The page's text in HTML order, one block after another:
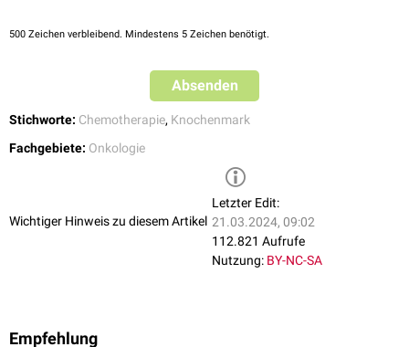
500 Zeichen verbleibend. Mindestens 5 Zeichen benötigt.
Absenden
Stichworte: Chemotherapie, Knochenmark
Fachgebiete: Onkologie
Wichtiger Hinweis zu diesem Artikel
Letzter Edit:
21.03.2024, 09:02
112.821 Aufrufe
Nutzung: BY-NC-SA
Empfehlung